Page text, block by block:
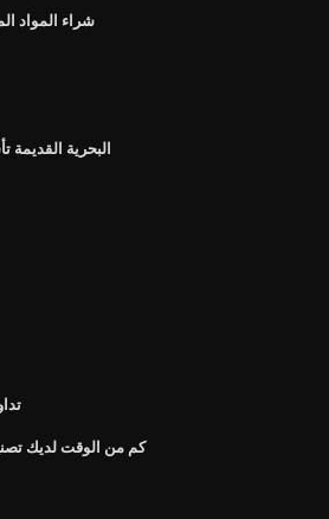
شراء المواد
البحرية القديمة
كم من الوقت لديك